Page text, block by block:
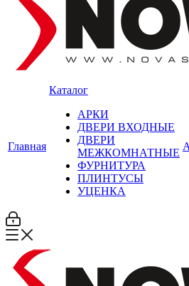
Главная
Каталог
АРКИ
ДВЕРИ ВХОДНЫЕ
ДВЕРИ
МЕЖКОМНАТНЫЕ
ФУРНИТУРА
ПЛИНТУСЫ
УЦЕНКА